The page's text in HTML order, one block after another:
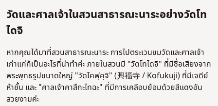
วัดและศาลเจ้าในสวนสาธารณะนาระอย่างวัดโท
ไดจิ
หากคุณได้มาที่สวนสาธารณะนาระ การไปตระเวนชมวัดและศาลเจ้า
เก่าแก่ก็เป็นอะไรที่น่าทำค่ะ ภายในสวนมี "วัดโทไดจิ" ที่มีชื่อเสียงจาก
พระพุทธรูปขนาดใหญ่ "วัดโคฟุคุจิ" (興福寺 / Kofukuji) ที่มีเจดีย์
ห้าชั้น และ "ศาลเจ้าคาสึกะไทฉะ" ที่มีการเคลือบย้อมด้วยสีแดงอัน
สวยงามค่ะ